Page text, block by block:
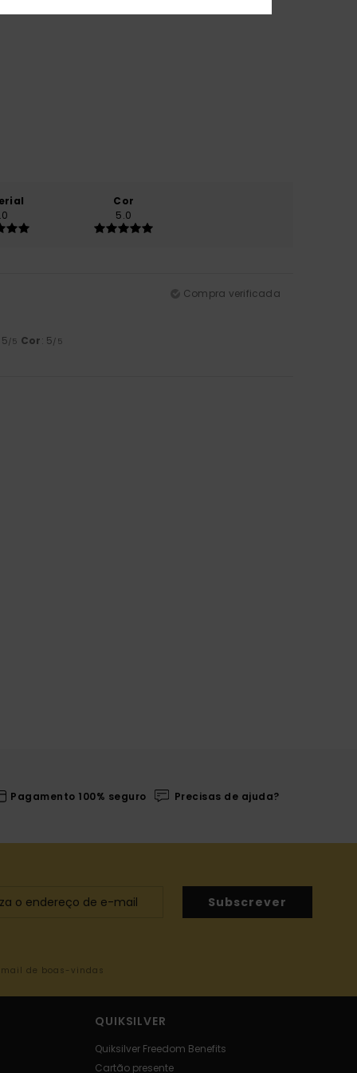
Cor
5.0
Compra verificada
/5 Cor: 5/5
Pagamento 100% seguro Precisas de ajuda?
Subscrever
de boas-vindas
QUIKSILVER
Quiksilver Freedom Benefits
Cartão presente